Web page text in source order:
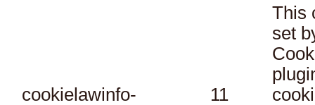
cookielawinfo-
11
This
set